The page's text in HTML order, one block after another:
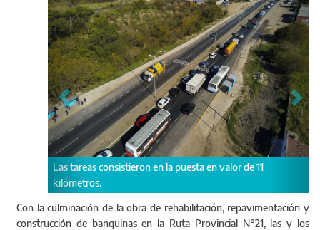
consistieron en la puesta en valor de 11
Tras la finalización de
Con la culminación de la obra de rehabilitación, repavimentación y
construcción de banquinas en la Ruta Provincial N°21, las y los